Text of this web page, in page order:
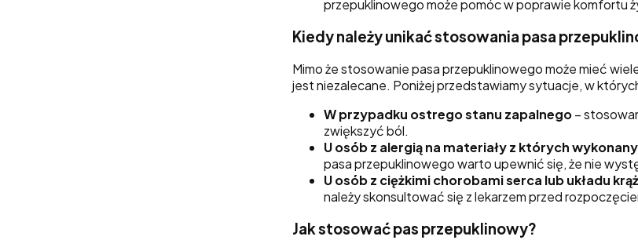
przepuklinowego może pomóc w poprawie komfortu
Kiedy należy unikać stosowania pasa
Mimo że stosowanie pasa przepuklinowego może mieć
jest niezalecane. Poniżej przedstawiamy sytuacje, w
W przypadku ostrego stanu zapalnego–
zwiększyć ból.
U osób z alergią na materiały z których
pasa przepuklinowego warto upewnić się, że nie
U osób z ciężkimi chorobami serca lub układu
należy skonsultować się z lekarzem przed
Jak stosować pas przepuklinowy?